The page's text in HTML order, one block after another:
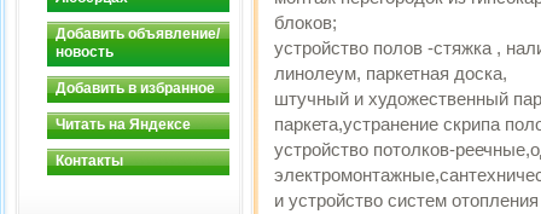
Добавить объявление/
новость
Добавить в избранное
Читать на Яндексе
Контакты
блоков;
устройство полов -стяжка ,
линолеум, паркетная доска,
штучный и художественный
паркета,устранение скрипа
устройство потолков-
и устройство систем